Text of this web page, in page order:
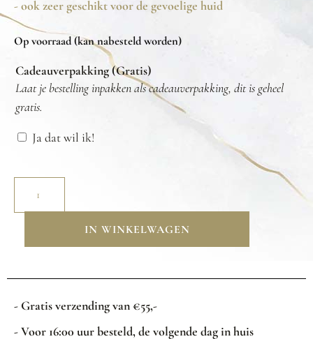
- ook zeer geschikt voor de gevoelige huid
Op voorraad (kan nabesteld worden)
Cadeauverpakking (Gratis)
Laat je bestelling inpakken als cadeauverpakking, dit is geheel
gratis.
Ja dat wil ik!
IN WINKELWAGEN
- Gratis verzending van €55,-
- Voor 16:00 uur besteld, de volgende dag in huis